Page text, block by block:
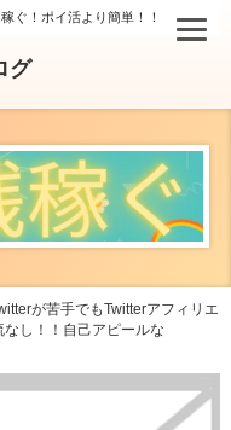
ぐ！ポイ活より簡単！！
グ
が苦手でもTwitterアフィリエ
し！！自己アピールな